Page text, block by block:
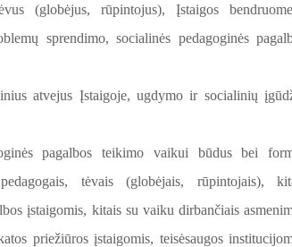
(globėjus, rūpintojus), Įstaigos
sprendimo, socialinės pedagoginės
atvejus Įstaigoje, ugdymo ir socialinių
pagalbos teikimo vaikui būdus bei
tėvais (globėjais, rūpintojais),
įstaigomis, kitais su vaiku dirbančiais
priežiūros įstaigomis, teisėsaugos